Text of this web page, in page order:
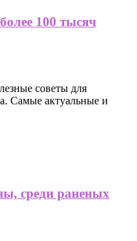
100 тысяч
советы для
Самые актуальные и
среди раненых